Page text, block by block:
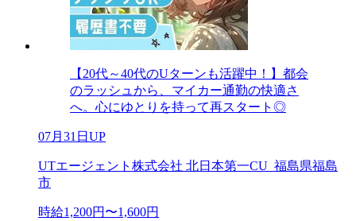
【20代～40代のUターンも活躍中！】都会
のラッシュから、マイカー通勤の快適さ
へ。心にゆとりを持って再スタート◎
07月31日UP
UTエージェント株式会社 北日本第一CU_福島県福島
市
時給1,200円〜1,600円